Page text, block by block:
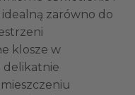
zarówno do
klosze w